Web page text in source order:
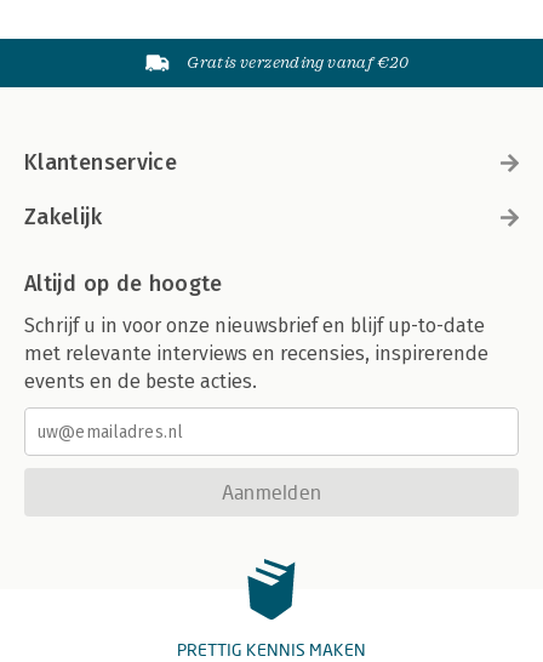
Gratis verzending vanaf €20
Klantenservice
Zakelijk
Altijd op de hoogte
Schrijf u in voor onze nieuwsbrief en blijf up-to-date
met relevante interviews en recensies, inspirerende
events en de beste acties.
Aanmelden
PRETTIG KENNIS MAKEN